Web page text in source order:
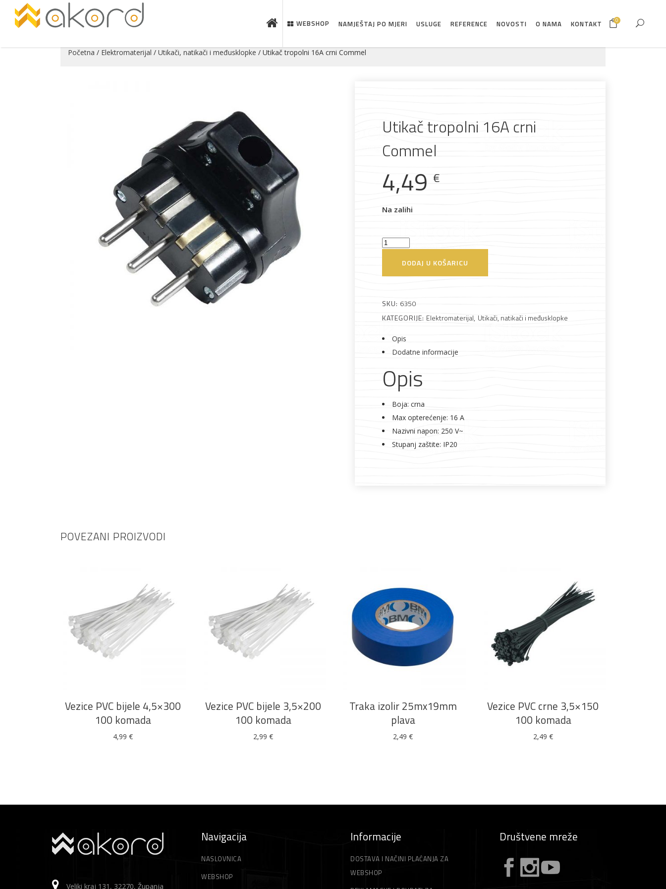
Pogledajte što je novo u ponudi
AKCIJA! Pločasti
materijali
Alati i pribor Vrt i okućnica Rasvjeta Boje i lakovi
Elektromaterijal
WEBSHOP NAMJEŠTAJ PO MJERI USLUGE REFERENCE NOVOSTI O NAMA KONTAKT 0
Početna / Elektromaterijal / Utikači, natikači i međusklopke / Utikač tropolni 16A crni Commel
Utikač tropolni 16A crni
Commel
4,49 €
Na zalihi
Utikač
količina
DODAJ U KOŠARICU
SKU: 6350
KATEGORIJE: Elektromaterijal, Utikači, natikači i međusklopke
Opis
Dodatne informacije
Opis
Boja: crna
Max opterećenje: 16 A
Nazivni napon: 250 V~
Stupanj zaštite: IP20
POVEZANI PROIZVODI
Vezice PVC bijele 4,5×300
100 komada
4,99€
Vezice PVC bijele 3,5×200
100 komada
2,99 €
DODAJ U KOŠARICU
Traka izolir 25mx19mm
plava
2,49€
DODAJ U KOŠARICU
Vezice PVC crne 3,5×150
100 komada
2,49 €
Veliki kraj 131, 32270, Županja
Navigacija
NASLOVNICA
WEBSHOP
Informacije
DOSTAVA I NAČINI PLAĆANJA ZA
WEBSHOP
Društvene mreže